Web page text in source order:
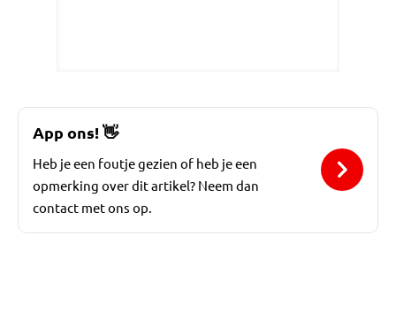
App ons! 👋
Heb je een foutje gezien of heb je een
opmerking over dit artikel? Neem dan
contact met ons op.